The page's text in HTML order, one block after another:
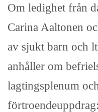
Om ledighet från
Carina Aaltonen
av sjukt barn och
anhåller om
lagtingsplenum